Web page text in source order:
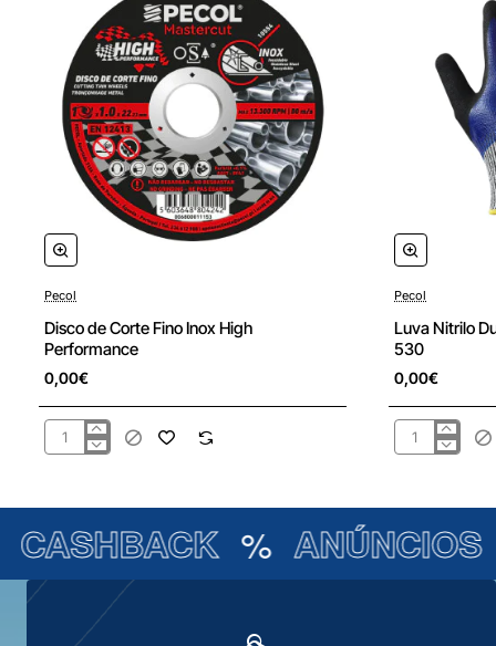
Pecol
Disco de Corte Fino Inox High
Performance
0,00€
Disco
Fino
Inox
High
Pecol
Luva Nitrilo
530
0,00€
Luva
Total
Anti
Corte
% ANÚNCIOS %